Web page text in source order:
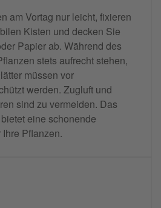
am Vortag nur leicht, fixieren
Kisten und decken Sie
Papier ab. Während des
stets aufrecht stehen,
müssen vor
werden. Zugluft und
sind zu vermeiden. Das
eine schonende
Pflanzen.